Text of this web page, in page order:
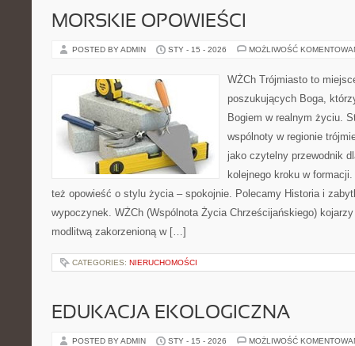
MORSKIE OPOWIEŚCI
POSTED BY ADMIN STY - 15 - 2026 MOŻLIWOŚĆ
WŻCh Trójmiasto to
poszukujących Boga,
Bogiem w realnym życiu.
wspólnoty w regionie
jako czytelny przewodnik
kolejnego kroku w
też opowieść o stylu życia – spokojnie. Polecamy Historia i
wypoczynek. WŻCh (Wspólnota Życia Chrześcijańskiego)
modlitwą zakorzenioną w […]
CATEGORIES: NIERUCHOMOŚCI
EDUKACJA EKOLOGICZNA
POSTED BY ADMIN STY - 15 - 2026 MOŻLIWOŚĆ